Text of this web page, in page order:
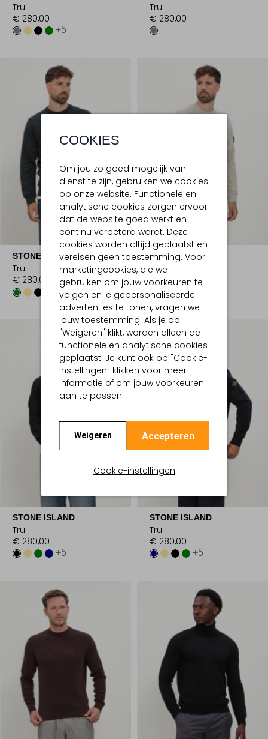
COOKIES
Om jou zo goed mogelijk van
dienst te zijn, gebruiken we cookies
op onze website. Functionele en
analytische cookies zorgen ervoor
dat de website goed werkt en
continu verbeterd wordt. Deze
cookies worden altijd geplaatst en
vereisen geen toestemming. Voor
marketingcookies, die we
gebruiken om jouw voorkeuren te
volgen en je gepersonaliseerde
advertenties te tonen, vragen we
jouw toestemming. Als je op
"Weigeren" klikt, worden alleen de
functionele en analytische cookies
geplaatst. Je kunt ook op "Cookie-
instellingen" klikken voor meer
informatie of om jouw voorkeuren
aan te passen.
Weigeren Accepteren
Cookie-instellingen
Trui
€ 280,00
+5
Trui
€ 280,00
STONE ISLAND
Trui
€ 280,00
+5
STONE ISLAND
Trui
€ 280,00
+5
STONE ISLAND
Trui
€ 280,00
+5
STONE ISLAND
Trui
€ 280,00
+5